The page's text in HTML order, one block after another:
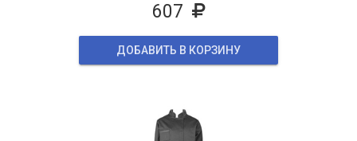
607
ДОБАВИТЬ В КОРЗИНУ